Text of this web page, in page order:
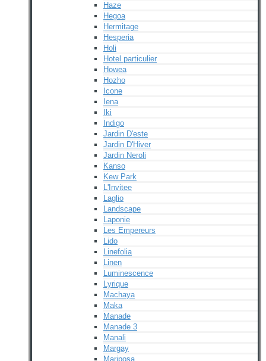
Haze
Hegoa
Hermitage
Hesperia
Holi
Hotel particulier
Howea
Hozho
Icone
Iena
Iki
Indigo
Jardin D'este
Jardin D'Hiver
Jardin Neroli
Kanso
Kew Park
L'Invitee
Laglio
Landscape
Laponie
Les Empereurs
Lido
Linefolia
Linen
Luminescence
Lyrique
Machaya
Maka
Manade
Manade 3
Manali
Margay
Mariposa